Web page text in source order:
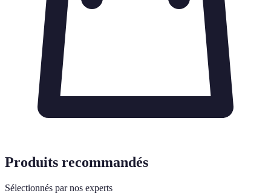
Produits recommandés
Sélectionnés par nos experts